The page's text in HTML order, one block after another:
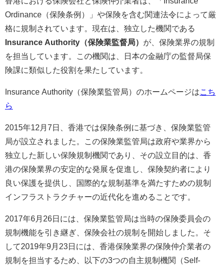
Ordinance（保険条例）」や保険を含む関連法令によって厳
格に規制されています。現在は、独立した機関である
Insurance Authority（保険業監督局） が、保険業界の規制
を担当しています。この機関は、日本の金融庁の監督局保
険課に類似した役割を果たしています。
Insurance Authority（保険業監管局）のホームページは こち
ら
2015年12月7日、香港では保険条例に基づき、保険業監管
局が設立されました。この保険業監管局は政府や業界から
独立した新しい保険規制機関であり、その設立目的は、香
港の保険業界の安定的な発展を促進し、保険契約者により
良い保護を提供し、国際的な規制基準を満たすための規制
インフラストラクチャーの近代化を進めることです。
2017年6月26日には、保険業監管局は当時の保険委員会の
規制機能を引き継ぎ、保険会社の規制を開始しました。そ
して2019年9月23日には、香港保険業界の保険仲介業者の
規制を担当するため、以下の3つの自主規制機関（Self-